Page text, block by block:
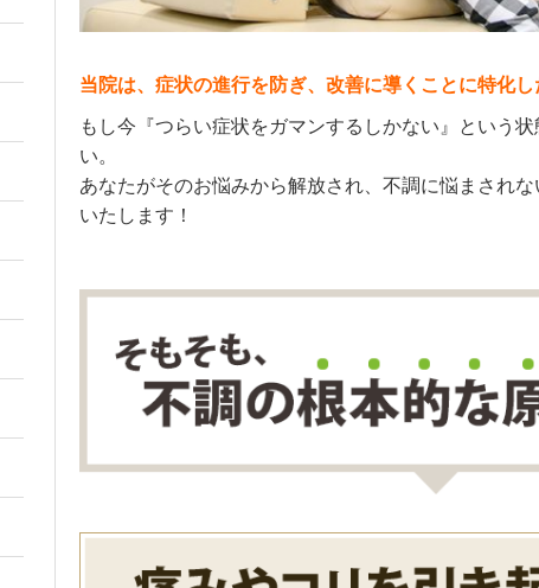
当院は、症状の進行を防ぎ、改善に導くことに特化し
もし今『つらい症状をガマンするしかない』という
い。
あなたがそのお悩みから解放され、不調に悩まされ
いたします！